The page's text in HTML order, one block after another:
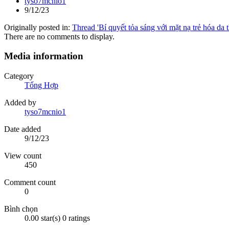
9/12/23
Originally posted in: Thread 'Bí quyết tỏa sáng với mặt nạ trẻ hóa da
There are no comments to display.
Media information
Category
Tổng Hợp
Added by
tyso7mcnio1
Date added
9/12/23
View count
450
Comment count
0
Bình chọn
0.00 star(s) 0 ratings